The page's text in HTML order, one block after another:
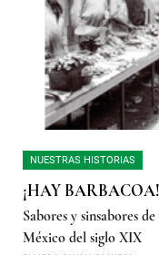
NUESTRAS HISTORIAS
¡HAY BARBACOA!
Sabores y sinsabores
México del siglo XIX